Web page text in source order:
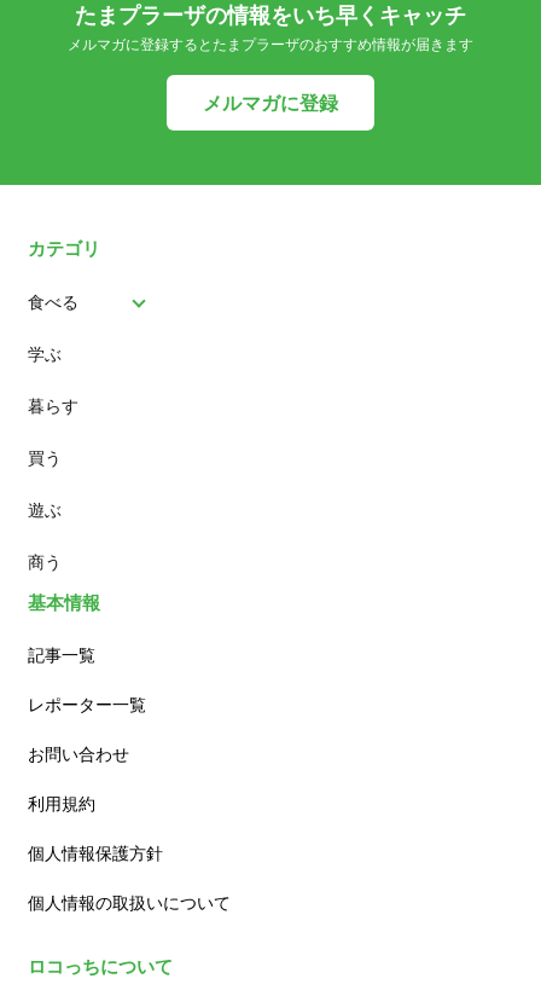
たまプラーザの情報をいち早くキャッチ
メルマガに登録するとたまプラーザのおすすめ情報が届きます
メルマガに登録
カテゴリ
食べる
パン
スイーツ
ランチ
カフェ
学ぶ
暮らす
買う
遊ぶ
商う
基本情報
記事一覧
レポーター一覧
お問い合わせ
利用規約
個人情報保護方針
個人情報の取扱いについて
ロコっちについて